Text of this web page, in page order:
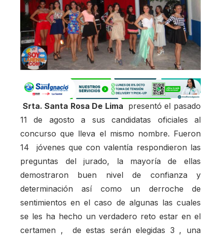
Srta. Santa Rosa De Lima presentó el pasado
11 de agosto a sus candidatas oficiales al
concurso que lleva el mismo nombre. Fueron
14 jóvenes que con valentía respondieron las
preguntas del jurado, la mayoría de ellas
demostraron buen nivel de confianza y
determinación así como un derroche de
sentimientos en el caso de algunas las cuales
se les ha hecho un verdadero reto estar en el
certamen , de estas serán elegidas 3 , una